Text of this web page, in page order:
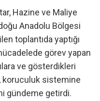
Hazine ve Maliye
Anadolu Bölgesi
toplantıda yaptığı
görev yapan
ve gösterdikleri
koruculuk sistemine
gündeme getirdi.